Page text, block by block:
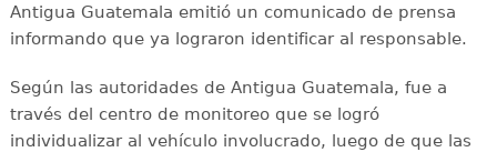
Antigua Guatemala emitió un comunicado de prensa
informando que ya lograron identificar al responsable.
Según las autoridades de Antigua Guatemala, fue a
través del centro de monitoreo que se logró
individualizar al vehículo involucrado, luego de que las